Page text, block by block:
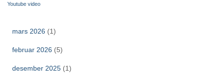
Youtube video
mars 2026 (1)
februar 2026 (5)
desember 2025 (1)